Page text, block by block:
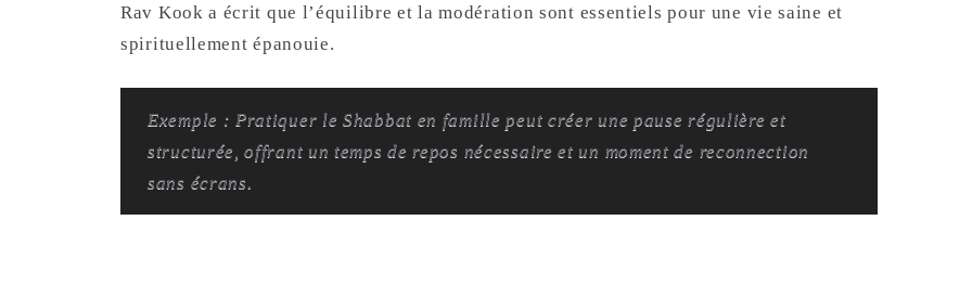
Rav Kook a écrit que l’équilibre et la modération sont essentiels pour une vie saine et
spirituellement épanouie.
Exemple : Pratiquer le Shabbat en famille peut créer une pause régulière et
structurée, offrant un temps de repos nécessaire et un moment de reconnection
sans écrans.